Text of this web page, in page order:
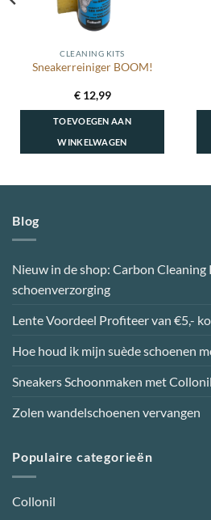
CLEANING KITS
Sneakerreiniger BOOM!
€12,99
TOEVOEGEN AAN
WINKELWAGEN
Blog
Nieuw in de shop: Carbon
schoenverzorging
Lente Voordeel Profiteer van €5,-
Hoe houd ik mijn suède schoenen
Sneakers Schoonmaken met
Zolen wandelschoenen vervangen
Populaire categorieën
Collonil